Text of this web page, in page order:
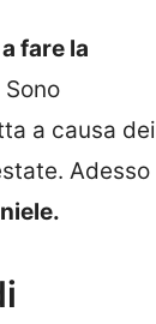
fare la
a causa dei
Adesso